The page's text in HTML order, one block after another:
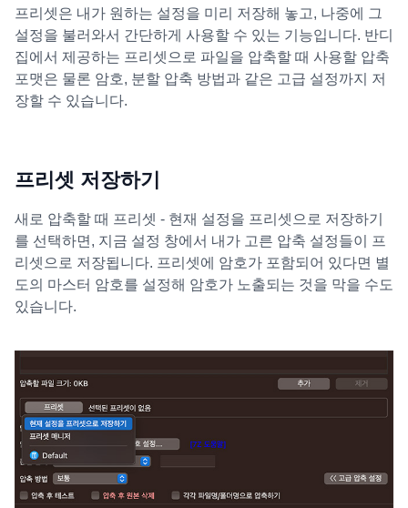
프리셋은 내가 원하는 설정을 미리 저장해 놓고, 나중에 그
설정을 불러와서 간단하게 사용할 수 있는 기능입니다. 반디
집에서 제공하는 프리셋으로 파일을 압축할 때 사용할 압축
포맷은 물론 암호, 분할 압축 방법과 같은 고급 설정까지 저
장할 수 있습니다.
프리셋 저장하기
새로 압축할 때 프리셋 - 현재 설정을 프리셋으로 저장하기
를 선택하면, 지금 설정 창에서 내가 고른 압축 설정들이 프
리셋으로 저장됩니다. 프리셋에 암호가 포함되어 있다면 별
도의 마스터 암호를 설정해 암호가 노출되는 것을 막을 수도
있습니다.